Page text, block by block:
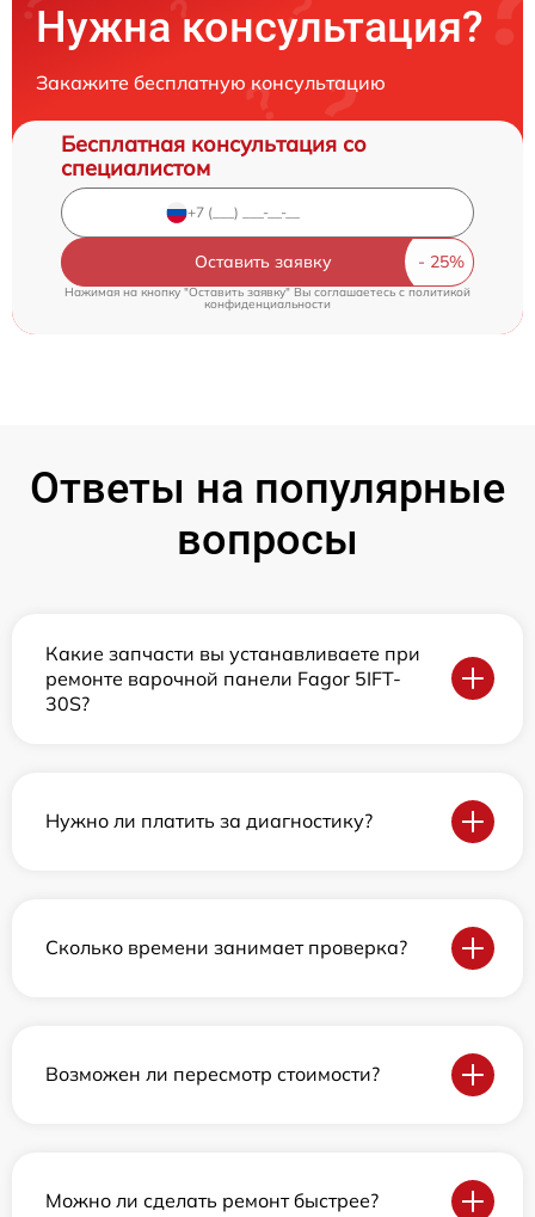
Нужна консультация?
Закажите бесплатную консультацию
Бесплатная консультация со
специалистом
Оставить заявку
Нажимая на кнопку "Оставить заявку" Вы соглашаетесь cполитикой
конфиденциальности
Ответы на популярные
вопросы
Какие запчасти вы устанавливаете при
ремонте варочной панели Fagor 5IFT-
30S?
Нужно ли платить за диагностику?
Сколько времени занимает проверка?
Возможен ли пересмотр стоимости?
Можно ли сделать ремонт быстрее?